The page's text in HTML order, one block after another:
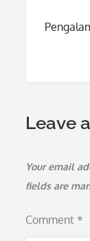
Leave
Your email
fields are
Comment *